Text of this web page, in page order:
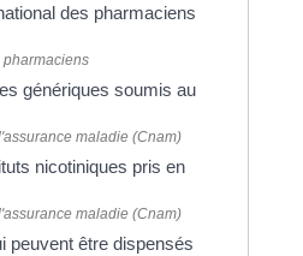
des pharmaciens
génériques soumis au
maladie (Cnam)
nicotiniques pris en
maladie (Cnam)
peuvent être dispensés